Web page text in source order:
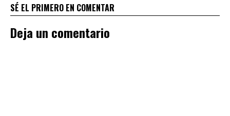
SÉ EL PRIMERO EN COMENTAR
Deja un comentario